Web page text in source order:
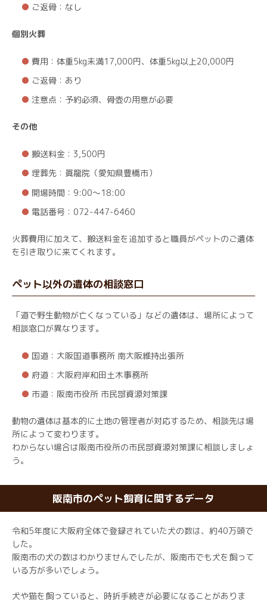
ご返骨：なし
個別火葬
費用：体重5kg未満17,000円、体重5kg以上20,000円
ご返骨：あり
注意点：予約必須、骨壺の用意が必要
その他
搬送料金：3,500円
埋葬先：眞龍院（愛知県豊橋市）
開場時間：9:00～18:00
電話番号：072-447-6460
火葬費用に加えて、搬送料金を追加すると職員がペットのご遺体
を引き取りに来てくれます。
ペット以外の遺体の相談窓口
「道で野生動物が亡くなっている」などの遺体は、場所によって
相談窓口が異なります。
国道：大阪国道事務所 南大阪維持出張所
府道：大阪府岸和田土木事務所
市道：阪南市役所 市民部資源対策課
動物の遺体は基本的に土地の管理者が対応するため、相談先は場
所によって変わります。
わからない場合は阪南市役所の市民部資源対策課に相談しましょ
う。
阪南市のペット飼育に関するデータ
令和5年度に大阪府全体で登録されていた犬の数は、約40万頭で
した。
阪南市の犬の数はわかりませんでしたが、阪南市でも犬を飼って
いる方が多いでしょう。
犬や猫を飼っていると、時折手続きが必要になることがありま